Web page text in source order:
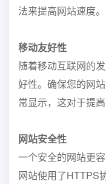
法来提高网站速度。
移动友好性
随着移动互联网的
好性。确保您的网
常显示，这对于提
网站安全性
一个安全的网站更
网站使用了HTTPS